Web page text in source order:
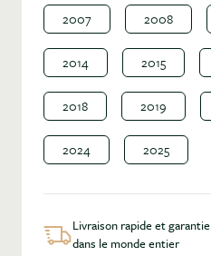
2007 2008
2014 2015
2018 2019
2024 2025
Livraison rapide et garantie
dans le monde entier